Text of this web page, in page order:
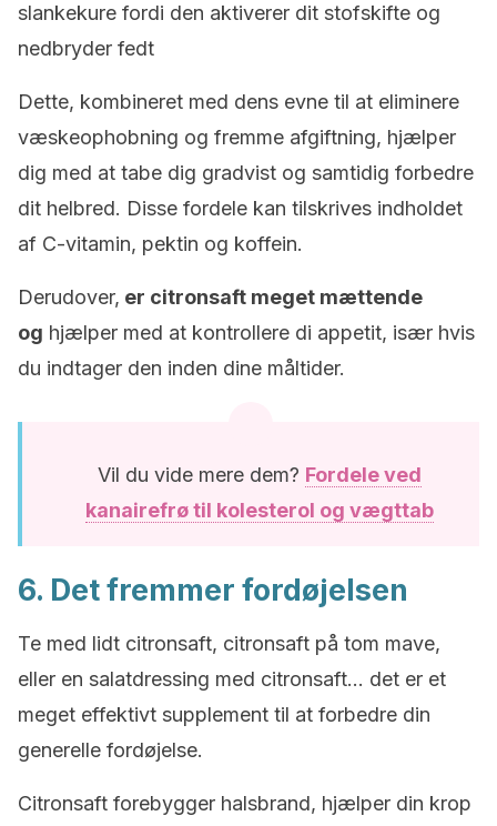
slankekure fordi den aktiverer dit stofskifte og
nedbryder fedt
Dette, kombineret med dens evne til at eliminere
væskeophobning og fremme afgiftning, hjælper
dig med at tabe dig gradvist og samtidig forbedre
dit helbred. Disse fordele kan tilskrives indholdet
af C-vitamin, pektin og koffein.
Derudover, er citronsaft meget mættende
og hjælper med at kontrollere di appetit, især hvis
du indtager den inden dine måltider.
Vil du vide mere dem? Fordele ved
kanairefrø til kolesterol og vægttab
6. Det fremmer fordøjelsen
Te med lidt citronsaft, citronsaft på tom mave,
eller en salatdressing med citronsaft… det er et
meget effektivt supplement til at forbedre din
generelle fordøjelse.
Citronsaft forebygger halsbrand, hjælper din krop